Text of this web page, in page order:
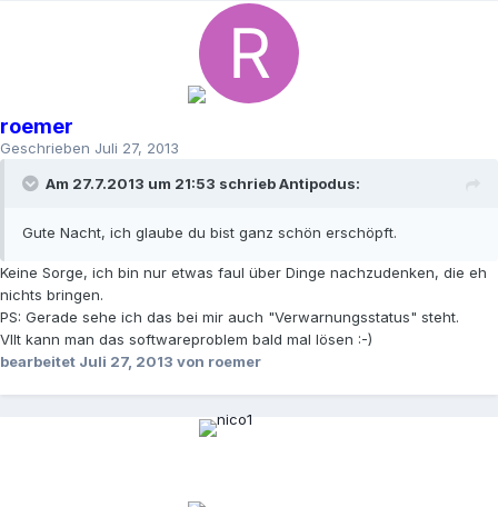
roemer
Geschrieben Juli 27, 2013
Am 27.7.2013 um 21:53 schrieb Antipodus:
Gute Nacht, ich glaube du bist ganz schön erschöpft.
Keine Sorge, ich bin nur etwas faul über Dinge nachzudenken, die eh
nichts bringen.
PS: Gerade sehe ich das bei mir auch "Verwarnungsstatus" steht.
Vllt kann man das softwareproblem bald mal lösen :-)
bearbeitet Juli 27, 2013 von roemer